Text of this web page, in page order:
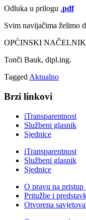
Odluka u prilogu .pdf
Svim navijačima želimo
OPĆINSKI NAČELNIK
Tonči Bauk, dipl.ing.
Tagged Aktualno
Brzi linkovi
iTransparentnost
Službeni glasnik
Sjednice
iTransparentnost
Službeni glasnik
Sjednice
O pravu na pristup
Pritužbe i
Otvorena